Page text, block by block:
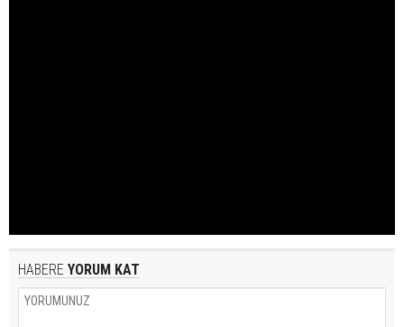
HABERE YORUM KAT